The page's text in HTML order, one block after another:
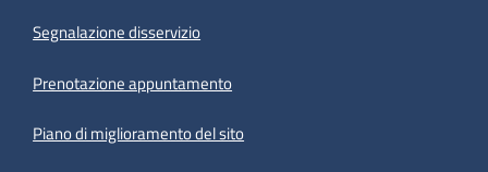
Segnalazione disservizio
Prenotazione appuntamento
Piano di miglioramento del sito